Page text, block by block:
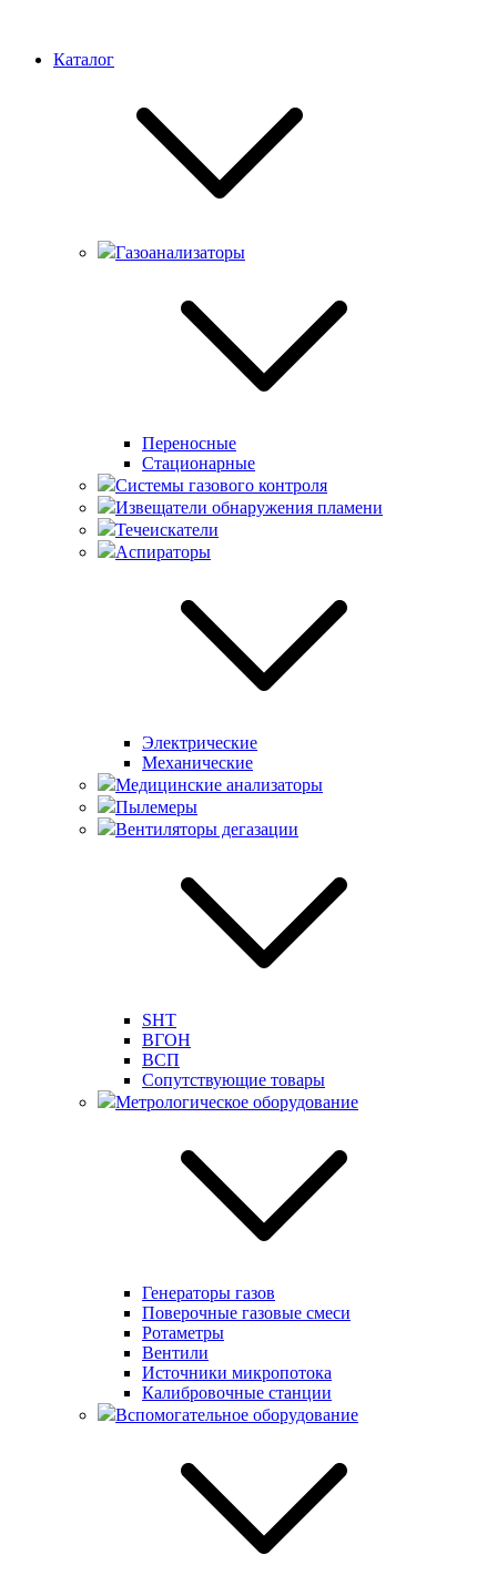
Каталог
Газоанализаторы
Переносные
Стационарные
Системы газового контроля
Извещатели обнаружения пламени
Течеискатели
Аспираторы
Электрические
Механические
Медицинские анализаторы
Пылемеры
Вентиляторы дегазации
SHT
ВГОН
ВСП
Сопутствующие товары
Метрологическое оборудование
Генераторы газов
Поверочные газовые смеси
Ротаметры
Вентили
Источники микропотока
Калибровочные станции
Вспомогательное оборудование